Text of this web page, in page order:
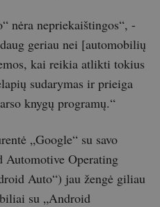
nėra nepriekaištingos“, -
geriau nei [automobilių
kai reikia atlikti tokius
sudarymas ir prieiga
knygų programų.“
„Google“ su savo
Automotive Operating
Auto“) jau žengė giliau
su „Android